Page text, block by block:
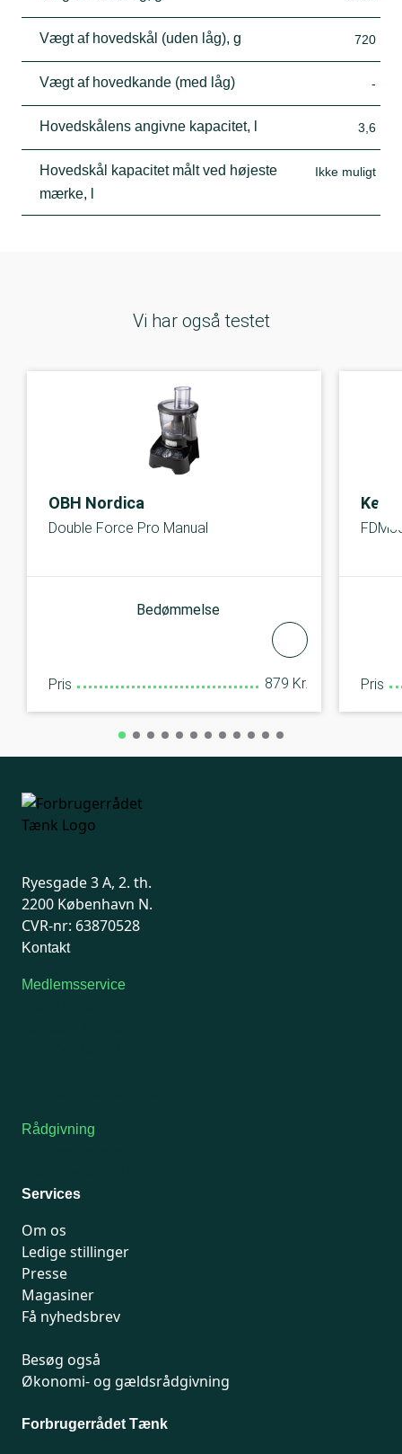
Vægt af hovedskål (uden låg), g 720
Vægt af hovedkande (med låg) -
Hovedskålens angivne kapacitet, l 3,6
Hovedskål kapacitet målt ved højeste
mærke, l
Ikke muligt
Vi har også testet
OBH Nordica
Double Force Pro Manual
Bedømmelse
Pris 879 Kr. Pris
Ryesgade 3 A, 2. th.
2200 København N.
CVR-nr: 63870528
Kontakt
Medlemsservice
Rådgivning
Services
Om os
Ledige stillinger
Presse
Magasiner
Få nyhedsbrev
Besøg også
Økonomi- og gældsrådgivning
Forbrugerrådet Tænk